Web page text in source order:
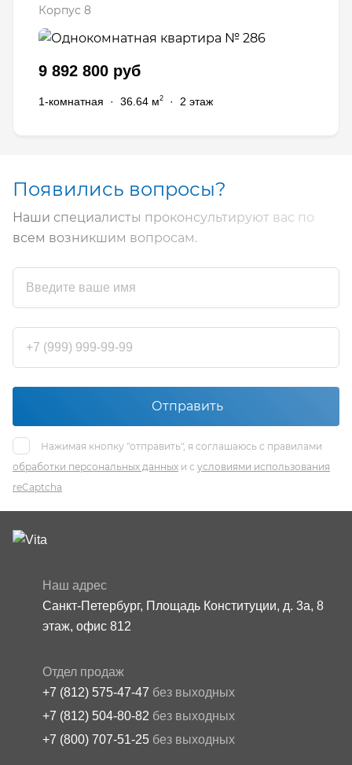
Корпус 8
9 892 800 руб
1-комнатная · 36.64 м2 · 2 этаж
Появились вопросы?
Наши специалисты проконсультируют вас по
всем возникшим вопросам.
Отправить
Нажимая кнопку "отправить", я соглашаюсь с правилами
обработки персональных данных и с условиями использования
reCaptcha
Наш адрес
Санкт-Петербург, Площадь Конституции, д. 3а, 8
этаж, офис 812
Отдел продаж
+7 (812) 575-47-47 без выходных
+7 (812) 504-80-82 без выходных
+7 (800) 707-51-25 без выходных